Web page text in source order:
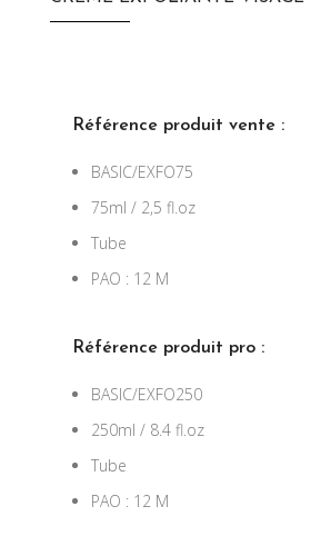
Référence produit vente :
BASIC/EXFO75
75ml / 2,5 fl.oz
Tube
PAO : 12 M
Référence produit pro :
BASIC/EXFO250
250ml / 8.4 fl.oz
Tube
PAO : 12 M